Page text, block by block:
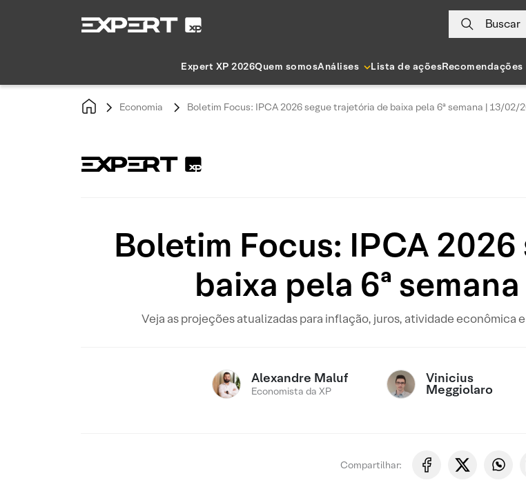
Buscar
Expert XP 2026Quem somosAnálises Lista de açõesRecomendações
Economia Boletim Focus: IPCA 2026 segue trajetória de baixa pela 6ª semana | 13/02/
Boletim Focus: IPCA
baixa pela 6ª
Veja as projeções atualizadas para inflação, juros, atividade econômica
Alexandre Maluf
Economista da XP
Vinicius
Meggiolaro
Compartilhar: